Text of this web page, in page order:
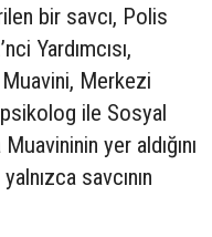
bir savcı, Polis
Yardımcısı,
Merkezi
ile Sosyal
yer aldığını
savcının